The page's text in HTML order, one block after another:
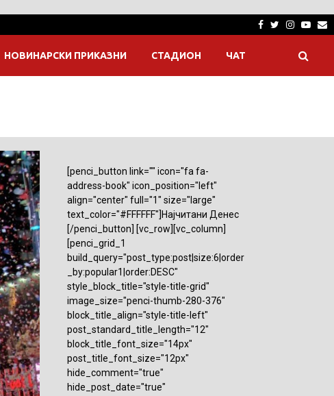
Facebook
Twitter
НОВИНАРСКИ ПРИКАЗНИ СТАДИОН ЧАТ
[penci_button link="" icon="fa fa-
address-book" icon_position="left"
align="center" full="1" size="large"
text_color="#FFFFFF"]Најчитани Денес
[/penci_button] [vc_row][vc_column]
[penci_grid_1
build_query="post_type:post|size:6|order
_by:popular1|order:DESC"
style_block_title="style-title-grid"
image_size="penci-thumb-280-376"
block_title_align="style-title-left"
post_standard_title_length="12"
block_title_font_size="14px"
post_title_font_size="12px"
hide_comment="true"
hide_post_date="true"